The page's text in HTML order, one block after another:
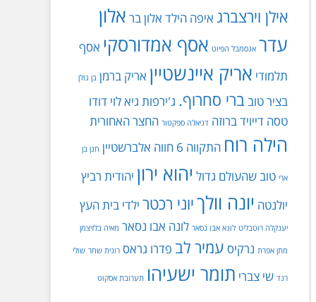
אילן וירצברג איפה הילד אלון בר אלון
עדר אנסמבל הפיוט אסף אמדורסקי אסף
תלמודי אריק איינשטיין אריק ברמן בן גולן
בציר טובברי סחרוף. ג'ירפות גיא לוי דודו
טסה דייויד ברוזה דניאלה ספקטור החצר האחורית
הילה רוח התקווה 6 חווה אלברשטיין חנן בן
ארי טוב שהעולם גדול יהוא ירון יהודית רביץ
יולנטה יונה וולךיוני רכטר ילדי בית העץ
יענקלה רוטבליט לונא אבו נסאר לונה אבו נסאר מאיה בלזיצמן
מתן אפרת נרקיס עמיר לב פדרו גראס רונית שחר שולי
רנד שי צברי תומר ישעיהו תערובת אסקוט